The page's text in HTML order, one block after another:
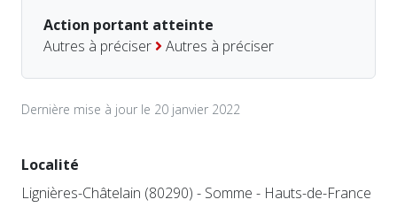
Action portant atteinte
Autres à préciser
Autres à préciser
Dernière mise à jour le 20 janvier 2022
Localité
Lignières-Châtelain (80290) - Somme - Hauts-de-France